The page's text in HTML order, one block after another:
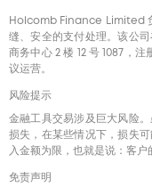
Holcomb Finance Limited
缝、安全的支付处理。该公
商务中心 2 楼 12 号 1087，
议运营。
风险提示
金融工具交易涉及巨大风险
损失，在某些情况下，损失
入金额为限，也就是说：客户
免责声明